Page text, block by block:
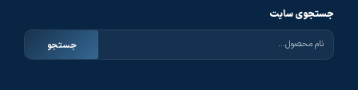
جستجوی سایت
جستجو